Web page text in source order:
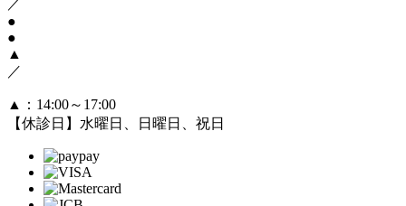
●
●
▲
／
▲
：14:00～17:00
【休診日】水曜日、日曜日、祝日